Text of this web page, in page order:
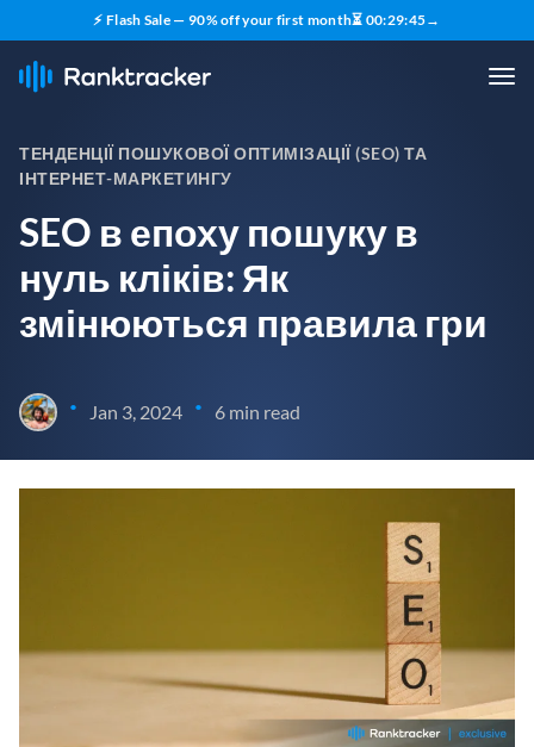
⚡ Flash Sale — 90% off your first month⏳ 00:29:44→
ТЕНДЕНЦІЇ ПОШУКОВОЇ ОПТИМІЗАЦІЇ (SEO) ТА
ІНТЕРНЕТ-МАРКЕТИНГУ
SEO в епоху пошуку в
нуль кліків: Як
змінюються правила гри
• Jan 3, 2024 • 6 min read